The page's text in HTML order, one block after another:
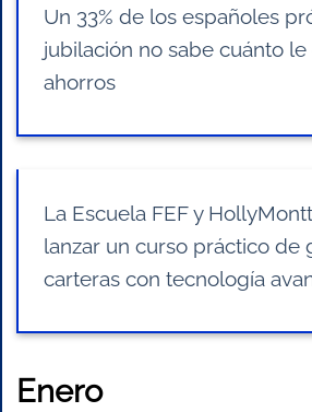
Un 33% de los españoles
jubilación no sabe cuánto
ahorros
La Escuela FEF y
lanzar un curso práctico de
carteras con tecnología
Enero